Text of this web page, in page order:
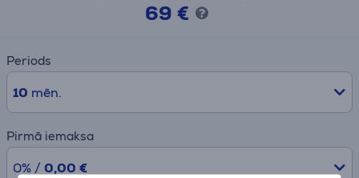
69 €
Periods
10 mēn.
Pirmā iemaksa
0% / 0,00 €